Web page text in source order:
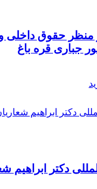
منظر حقوق داخلی
جباری قره باغ
دکتر ابراهیم